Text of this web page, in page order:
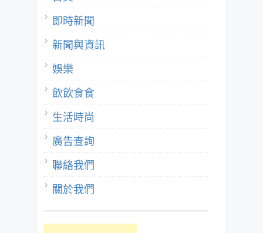
即時新聞
新聞與資訊
娛樂
飲飲食食
生活時尚
廣告查詢
聯絡我們
關於我們